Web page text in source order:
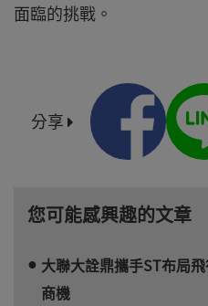
面臨的挑戰。
分享
您可能感興趣的文章
大聯大詮鼎攜手ST布局
商機